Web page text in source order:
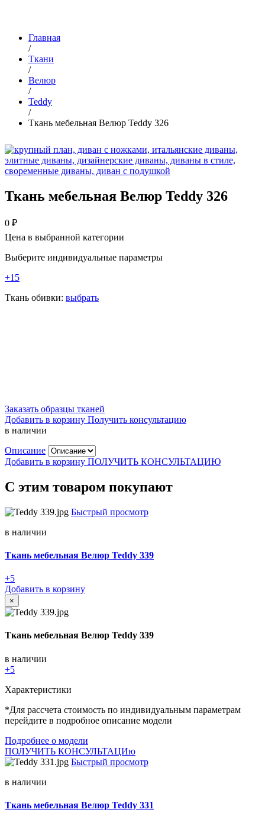
Главная
/
Ткани
/
Велюр
/
Teddy
/
Ткань мебельная Велюр Teddy 326
Ткань мебельная Велюр Teddy 326
0 ₽
Цена в выбранной категории
Выберите индивидуальные параметры
+15
Ткань обивки: выбрать
Заказать образцы тканей
Добавить в корзину Получить консультацию
в наличии
Описание
Добавить в корзину ПОЛУЧИТЬ КОНСУЛЬТАЦИЮ
С этим товаром покупают
Быстрый просмотр
в наличии
Ткань мебельная Велюр Teddy 339
+5
Добавить в корзину
×
Ткань мебельная Велюр Teddy 339
в наличии
+5
Характеристики
*Для рассчета стоимость по индивидуальным параметрам
перейдите в подробное описание модели
Подробнее о модели
ПОЛУЧИТЬ КОНСУЛЬТАЦИю
Быстрый просмотр
в наличии
Ткань мебельная Велюр Teddy 331